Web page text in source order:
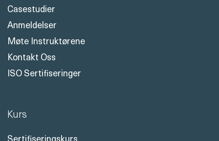
Casestudier
Anmeldelser
Møte Instruktørene
Kontakt Oss
ISO Sertifiseringer
Kurs